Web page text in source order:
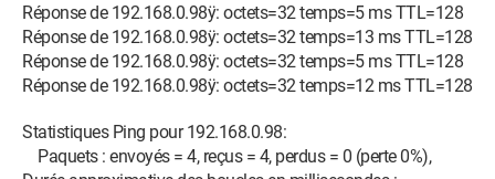
Réponse de 192.168.0.98ÿ: octets=32 temps=5 ms TTL=128
Réponse de 192.168.0.98ÿ: octets=32 temps=13 ms TTL=128
Réponse de 192.168.0.98ÿ: octets=32 temps=5 ms TTL=128
Réponse de 192.168.0.98ÿ: octets=32 temps=12 ms TTL=128
Statistiques Ping pour 192.168.0.98:
Paquets : envoyés = 4, reçus = 4, perdus = 0 (perte 0%),